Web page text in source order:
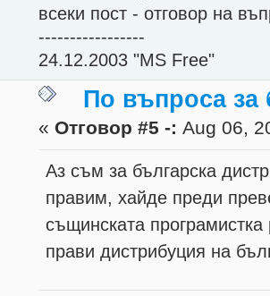
всеки пост - отговор на
-----------------
24.12.2003 "MS Free"
По въпроса за
« Отговор #5 -: Aug 06,
Аз съм за българска
правим, хайде преди
същинската
прави дистрибуция на